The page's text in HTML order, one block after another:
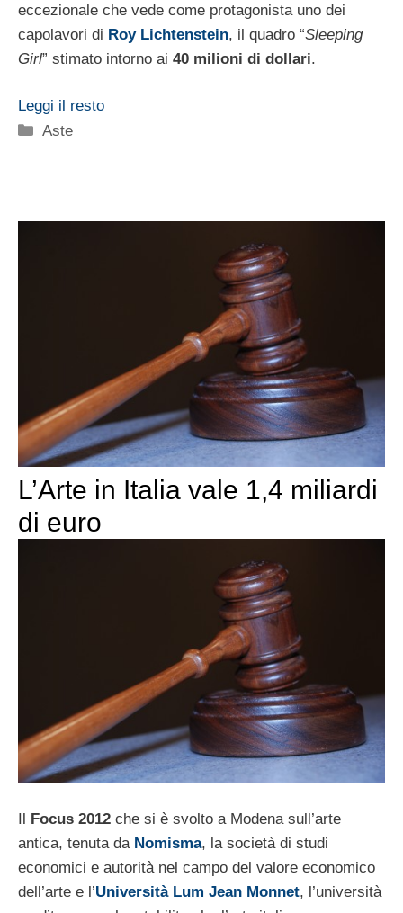
eccezionale che vede come protagonista uno dei
capolavori di Roy Lichtenstein, il quadro “Sleeping
Girl” stimato intorno ai 40 milioni di dollari.
Leggi il resto
Categorie
Aste
L’Arte in Italia vale 1,4 miliardi
di euro
Il Focus 2012 che si è svolto a Modena sull’arte
antica, tenuta da Nomisma, la società di studi
economici e autorità nel campo del valore economico
dell’arte e l’Università Lum Jean Monnet, l’università